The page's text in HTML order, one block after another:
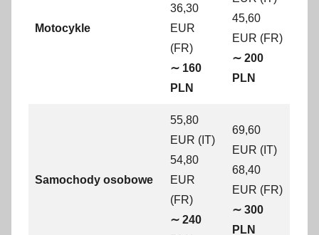
Motocykle
36,30
EUR
(FR)
∼ 160
PLN
45,60
EUR (FR)
∼ 200
PLN
Samochody osobowe
55,80
EUR (IT)
54,80
EUR
(FR)
∼ 240
69,60
EUR (IT)
68,40
EUR (FR)
∼ 300
PLN